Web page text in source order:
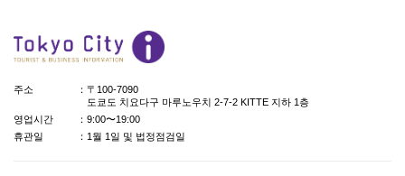
주소
：〒100-7090
도쿄도 치요다구 마루노우치 2-7-2 KITTE 지하 1층
영업시간
：9:00〜19:00
휴관일
：1월 1일 및 법정점검일